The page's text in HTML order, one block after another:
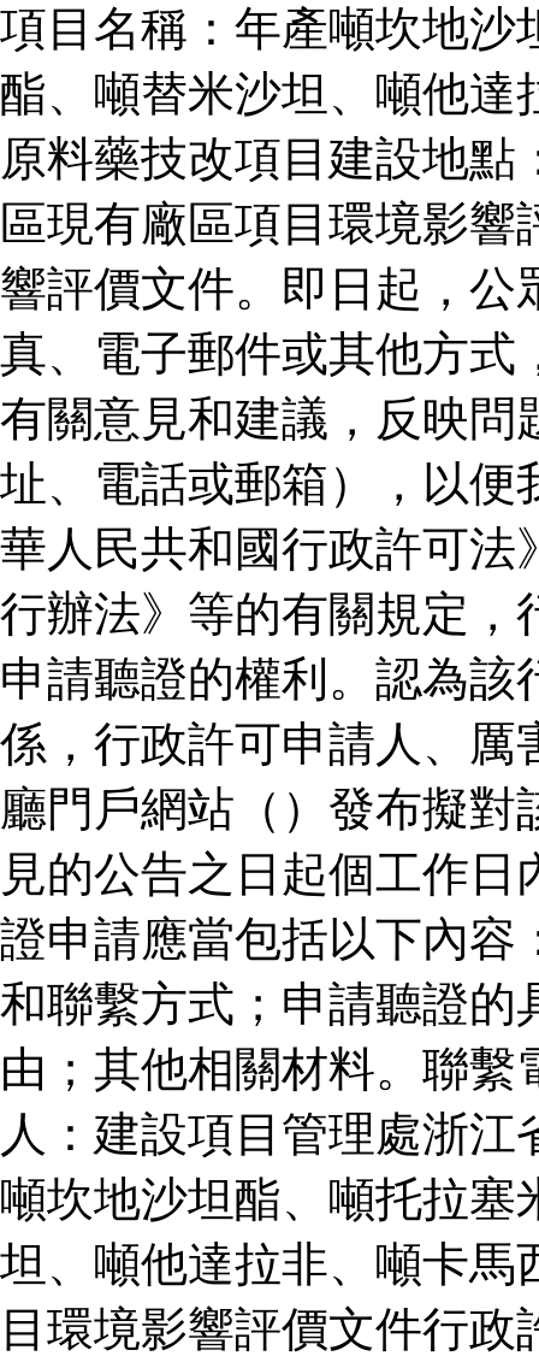
項目名稱：年產噸坎地沙
酯、噸替米沙坦、噸他達
原料藥技改項目建設地
區現有廠區項目環境影
響評價文件。即日起，公
真、電子郵件或其他方式
有關意見和建議，反映問
址、電話或郵箱），以便
華人民共和國行政許可法
行辦法》等的有關規定，
申請聽證的權利。認為
係，行政許可申請人、厲
廳門戶網站（）發布擬
見的公告之日起個工作
證申請應當包括以下內容
和聯繫方式；申請聽證的
由；其他相關材料。聯
人：建設項目管理處浙
噸坎地沙坦酯、噸托拉塞
坦、噸他達拉非、噸卡馬
目環境影響評價文件行